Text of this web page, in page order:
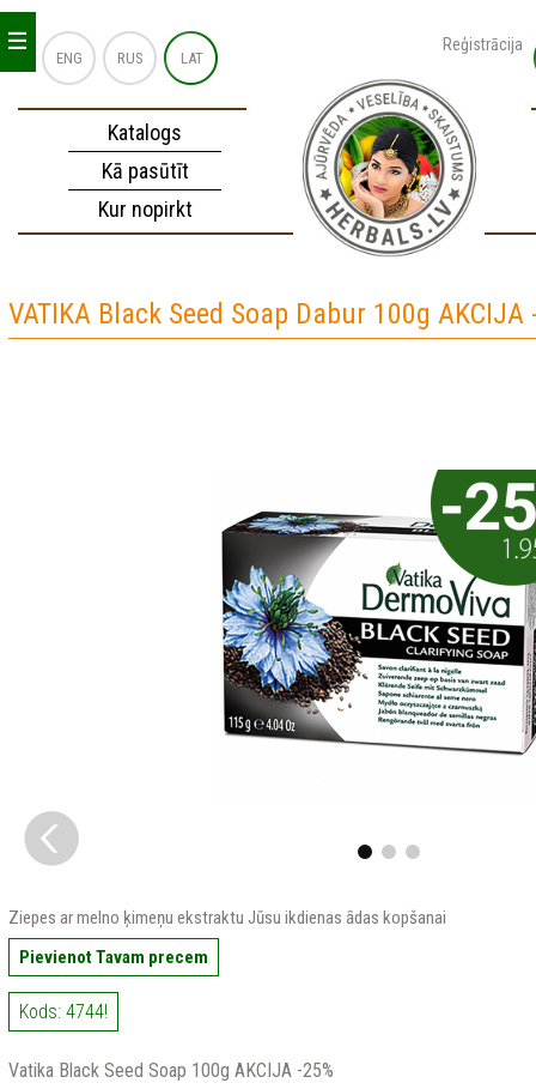
ENG RUS LAT
Reģistrācija
Katalogs
Kā pasūtīt
Kur nopirkt
_
_
_
VATIKA Black Seed Soap Dabur 100g AKCIJA
Ziepes ar melno ķimeņu ekstraktu Jūsu ikdienas ādas kopšanai
Pievienot Tavam precem
Kods: 4744!
Vatika Black Seed Soap 100g AKCIJA -25%